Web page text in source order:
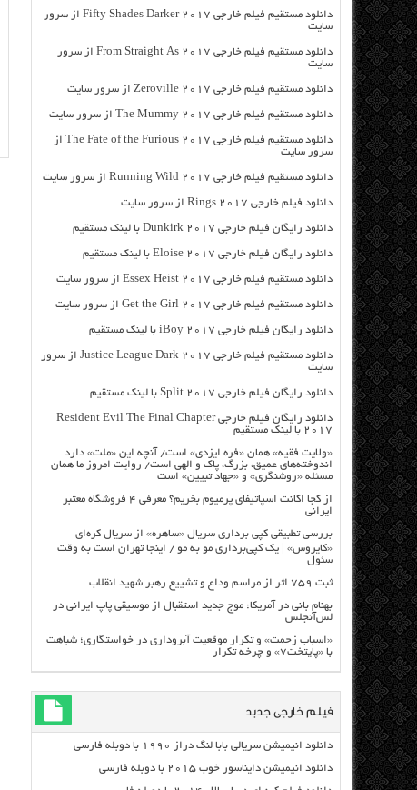
دانلود مستقیم فیلم خارجی Fifty Shades Darker 2017 از سرور
سایت
دانلود مستقیم فیلم خارجی From Straight As 2017 از سرور
سایت
دانلود مستقیم فیلم خارجی Zeroville 2017 از سرور سایت
دانلود مستقیم فیلم خارجی The Mummy 2017 از سرور سایت
دانلود مستقیم فیلم خارجی The Fate of the Furious 2017 از
سرور سایت
دانلود مستقیم فیلم خارجی Running Wild 2017 از سرور سایت
دانلود فیلم خارجی Rings 2017 از سرور سایت
دانلود رایگان فیلم خارجی Dunkirk 2017 با لینک مستقیم
دانلود رایگان فیلم خارجی Eloise 2017 با لینک مستقیم
دانلود مستقیم فیلم خارجی Essex Heist 2017 از سرور سایت
دانلود مستقیم فیلم خارجی Get the Girl 2017 از سرور سایت
دانلود رایگان فیلم خارجی iBoy 2017 با لینک مستقیم
دانلود مستقیم فیلم خارجی Justice League Dark 2017 از سرور
سایت
دانلود رایگان فیلم خارجی Split 2017 با لینک مستقیم
دانلود رایگان فیلم خارجی Resident Evil The Final Chapter
2017 با لینک مستقیم
«ولایت فقیه» همان «فره ایزدی» است/ آنچه این «ملت» دارد
اندوخته‌های عمیق، بزرگ، پاک و الهی است/ روایت امروز ما همان
مسئله «روشنگری» و «جهاد تبیین» است
از کجا اکانت اسپاتیفای پرمیوم بخریم؟ معرفی ۴ فروشگاه معتبر
ایرانی
بررسی تطبیقی کپی برداری سریال «ساهره» از سریال کره‌ای
«کایروس» | یک کپی‌برداری مو به مو / اینجا تهران است به وقت
سئول
ثبت ۷۵۹ اثر از مراسم وداع و تشییع رهبر شهید انقلاب
بهنام بانی در آمریکا: موج جدید استقبال از موسیقی پاپ ایرانی در
لس‌آنجلس
«اسباب زحمت» و تکرار موقعیت آبروداری در خواستگاری؛ شباهت
با «پایتخت۷» و چرخه تکرار
فیلم خارجی جدید …
دانلود انیمیشن سریالی بابا لنگ دراز ۱۹۹۰ با دوبله فارسی
دانلود انیمیشن دایناسور خوب ۲۰۱۵ با دوبله فارسی